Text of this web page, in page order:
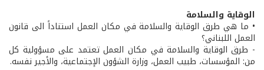
الوقاية والسلامة
• ما هي طرق الوقاية والسلامة في مكان العمل استناداً الى قانون
العمل اللبناني؟
- طرق الوقاية والسلامة في مكان العمل تعتمد على مسؤولية كل
من: المؤسسات، طبيب العمل، وزارة الشؤون الإجتماعية، والأجير نفسه.